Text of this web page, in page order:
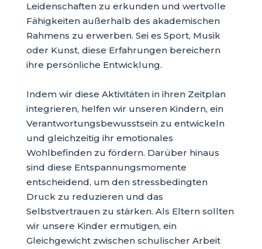
Leidenschaften zu erkunden und wertvolle
Fähigkeiten außerhalb des akademischen
Rahmens zu erwerben. Sei es Sport, Musik
oder Kunst, diese Erfahrungen bereichern
ihre persönliche Entwicklung.
Indem wir diese Aktivitäten in ihren Zeitplan
integrieren, helfen wir unseren Kindern, ein
Verantwortungsbewusstsein zu entwickeln
und gleichzeitig ihr emotionales
Wohlbefinden zu fördern. Darüber hinaus
sind diese Entspannungsmomente
entscheidend, um den stressbedingten
Druck zu reduzieren und das
Selbstvertrauen zu stärken. Als Eltern sollten
wir unsere Kinder ermutigen, ein
Gleichgewicht zwischen schulischer Arbeit